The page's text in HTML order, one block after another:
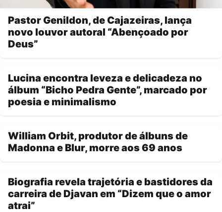
Pastor Genildon, de Cajazeiras, lança
novo louvor autoral “Abençoado por
Deus”
Lucina encontra leveza e delicadeza no
álbum “Bicho Pedra Gente”, marcado por
poesia e minimalismo
William Orbit, produtor de álbuns de
Madonna e Blur, morre aos 69 anos
Biografia revela trajetória e bastidores da
carreira de Djavan em “Dizem que o amor
atrai”